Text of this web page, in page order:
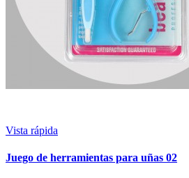
Vista rápida
Juego de herramientas para uñas 02